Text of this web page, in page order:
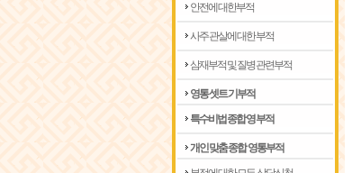
안전에 대한부적
사주 관살에 대한부적
삼재부적 및 질병관련부적
영통 셋트 기부적
특수비법 종합 영부적
개인 맞춤 종합 영통부적